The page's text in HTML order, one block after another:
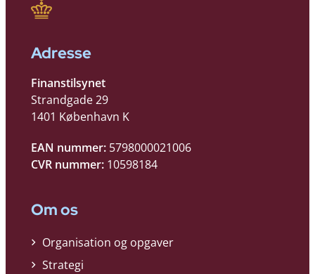
Adresse
Finanstilsynet
Strandgade 29
1401 København K
EAN nummer: 5798000021006
CVR nummer: 10598184
Om os
Organisation og opgaver
Strategi